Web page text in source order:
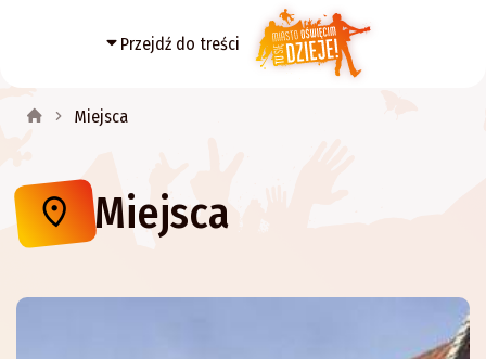
Przejdź do treści
Miejsca
Miejsca